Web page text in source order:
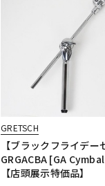
GRETSCH
【ブラックフライデー
GRGACBA [GA
【店頭展示特価品】